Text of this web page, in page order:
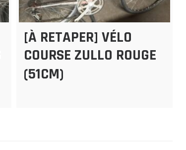
[À RETAPER] VÉLO
COURSE ZULLO ROUGE
(51CM)